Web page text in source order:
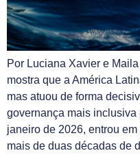
Por Luciana Xavier e
mostra que a América
mas atuou de forma
governança mais
janeiro de 2026, entrou
mais de duas décadas de